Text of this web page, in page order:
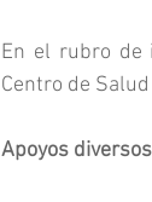
En el rubro de
Centro de
Apoyos diversos